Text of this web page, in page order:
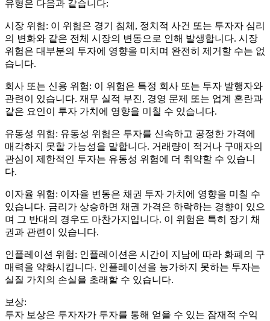
유형은 다음과 같습니다:
시장 위험: 이 위험은 경기 침체, 정치적 사건 또는 투자자 심리
의 변화와 같은 전체 시장의 변동으로 인해 발생합니다. 시장
위험은 대부분의 투자에 영향을 미치며 완전히 제거할 수는 없
습니다.
회사 또는 신용 위험: 이 위험은 특정 회사 또는 투자 발행자와
관련이 있습니다. 재무 실적 부진, 경영 문제 또는 업계 혼란과
같은 요인이 투자 가치에 영향을 미칠 수 있습니다.
유동성 위험: 유동성 위험은 투자를 신속하고 공정한 가격에
매각하지 못할 가능성을 말합니다. 거래량이 적거나 구매자의
관심이 제한적인 투자는 유동성 위험에 더 취약할 수 있습니
다.
이자율 위험: 이자율 변동은 채권 투자 가치에 영향을 미칠 수
있습니다. 금리가 상승하면 채권 가격은 하락하는 경향이 있으
며 그 반대의 경우도 마찬가지입니다. 이 위험은 특히 장기 채
권과 관련이 있습니다.
인플레이션 위험: 인플레이션은 시간이 지남에 따라 화폐의 구
매력을 약화시킵니다. 인플레이션을 능가하지 못하는 투자는
실질 가치의 손실을 초래할 수 있습니다.
보상:
투자 보상은 투자자가 투자를 통해 얻을 수 있는 잠재적 수익